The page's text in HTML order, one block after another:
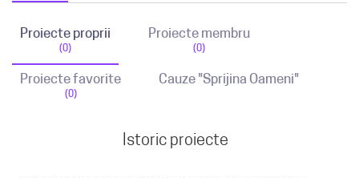
Proiecte proprii
(0)
Proiecte membru
(0)
Proiecte favorite
(0)
Cauze "Sprijina Oameni"
Istoric proiecte